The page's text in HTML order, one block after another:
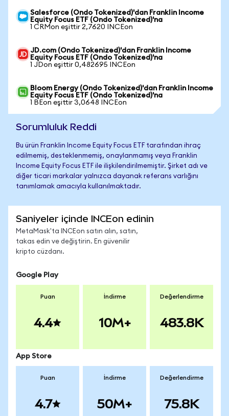
Salesforce (Ondo Tokenized)'dan Franklin Income
Equity Focus ETF (Ondo Tokenized)'na
1 CRMon eşittir 2,7620 INCEon
JD.com (Ondo Tokenized)'dan Franklin Income
Equity Focus ETF (Ondo Tokenized)'na
1 JDon eşittir 0,482695 INCEon
Bloom Energy (Ondo Tokenized)'dan Franklin Income
Equity Focus ETF (Ondo Tokenized)'na
1 BEon eşittir 3,0648 INCEon
Sorumluluk Reddi
Bu ürün Franklin Income Equity Focus ETF tarafından ihraç
edilmemiş, desteklenmemiş, onaylanmamış veya Franklin
Income Equity Focus ETF ile ilişkilendirilmemiştir. Şirket adı ve
diğer ticari markalar yalnızca dayanak referans varlığını
tanımlamak amacıyla kullanılmaktadır.
Saniyeler içinde INCEon edinin
MetaMask'ta INCEon satın alın, satın,
takas edin ve değiştirin. En güvenilir
kripto cüzdanı.
Google Play
Puan
4.4
İndirme
10M+
Değerlendirme
483.8K
App Store
Puan
4.7
İndirme
50M+
Değerlendirme
75.8K